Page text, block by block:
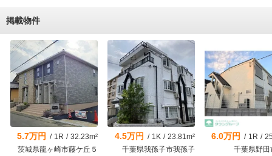
掲載物件
5.7万円 / 1R / 32.23m²
茨城県龍ヶ崎市藤ケ丘５
4.5万円 / 1K / 23.81m²
千葉県我孫子市我孫子
6.0万円 / 1R /
千葉県野田